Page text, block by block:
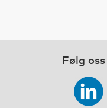
Følg